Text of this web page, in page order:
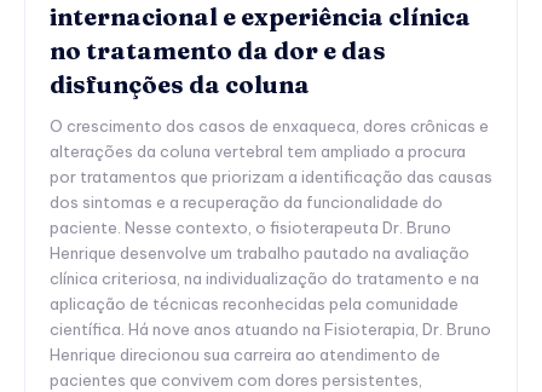
internacional e experiência clínica
no tratamento da dor e das
disfunções da coluna
O crescimento dos casos de enxaqueca, dores crônicas e
alterações da coluna vertebral tem ampliado a procura
por tratamentos que priorizam a identificação das causas
dos sintomas e a recuperação da funcionalidade do
paciente. Nesse contexto, o fisioterapeuta Dr. Bruno
Henrique desenvolve um trabalho pautado na avaliação
clínica criteriosa, na individualização do tratamento e na
aplicação de técnicas reconhecidas pela comunidade
científica. Há nove anos atuando na Fisioterapia, Dr. Bruno
Henrique direcionou sua carreira ao atendimento de
pacientes que convivem com dores persistentes,